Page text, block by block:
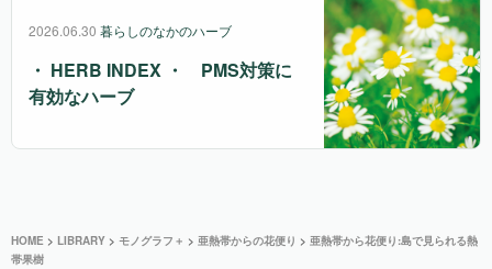
2026.06.30 暮らしのなかのハーブ
・ HERB INDEX ・ PMS対策に
有効なハーブ
HOME > LIBRARY > モノグラフ＋ > 亜熱帯からの花便り > 亜熱帯から花便り:島で見られる熱
帯果樹